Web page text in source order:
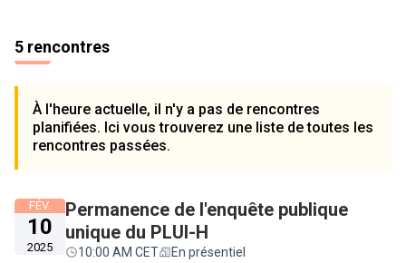
5 rencontres
À l'heure actuelle, il n'y a pas de rencontres
planifiées. Ici vous trouverez une liste de toutes les
rencontres passées.
FÉV.
10
2025
Permanence de l'enquête publique
unique du PLUI-H
10:00 AM CET En présentiel